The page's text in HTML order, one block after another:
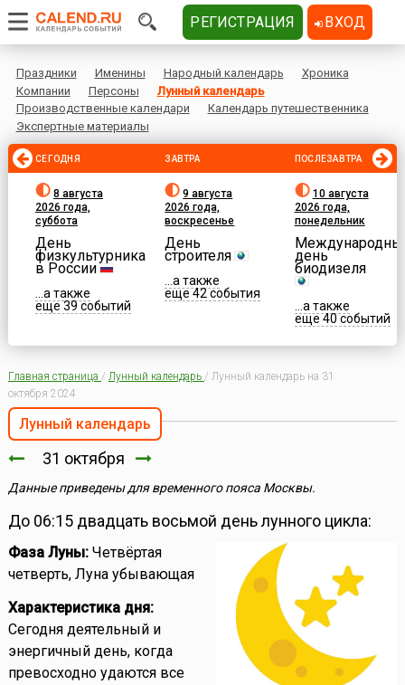
Праздники Именины Народный календарь
Хроника
Компании
Персоны
Лунный календарь
Производственные календари
Календарь путешественника
Экспертные материалы
СЕГОДНЯ
8 августа
2026 года,
суббота
День
физкультурника
в России
...а также
еще 39 событий
ЗАВТРА
9 августа
2026 года,
воскресенье
День
строителя
...а также
еще 42 события
ПОСЛЕЗАВТРА
10 августа
2026 года,
понедельник
день
биодизеля
...а также
еще 40 событий
Главная страница / Лунный календарь / Лунный календарь на 31
октября 2024
Лунный календарь
31 октября
Данные приведены для временного пояса Москвы.
До 06:15 двадцать восьмой день лунного цикла:
Фаза Луны:Четвёртая
четверть, Луна убывающая
Характеристика дня:
Сегодня деятельный и
энергичный день, когда
превосходно удаются все
РЕГИСТРАЦИЯ ВХОД